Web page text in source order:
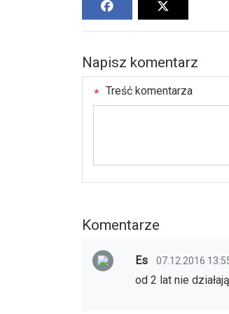
Napisz komentarz
Treść komentarza
Komentarze
Es 07.12.2016
od 2 lat nie